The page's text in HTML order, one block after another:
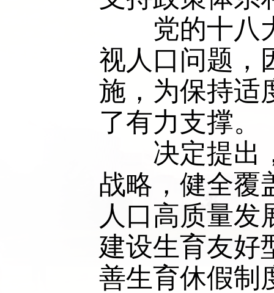
党的十八大
视人口问题，
施，为保持适
了有力支撑。
决定提出，
战略，健全覆
人口高质量发
建设生育友好
善生育休假制